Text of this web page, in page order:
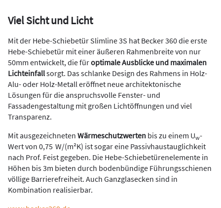
Viel Sicht und Licht
Mit der Hebe-Schiebetür Slimline 3S hat Becker 360 die erste
Hebe-Schiebetür mit einer äußeren Rahmenbreite von nur
50mm entwickelt, die füroptimale Ausblicke und maximalen
Lichteinfallsorgt. Das schlanke Design des Rahmens in Holz-
Alu- oder Holz-Metall eröffnet neue architektonische
Lösungen für die anspruchsvolle Fenster- und
Fassadengestaltung mit großen Lichtöffnungen und viel
Transparenz.
Mit ausgezeichneten Wärmeschutzwerten bis zu einem Uw-
Wert von 0,75 W/(m²K) ist sogar eine Passivhaustauglichkeit
nach Prof. Feist gegeben. Die Hebe-Schiebetürenelemente in
Höhen bis 3m bieten durch bodenbündige Führungsschienen
völlige Barrierefreiheit. Auch Ganzglasecken sind in
Kombination realisierbar.